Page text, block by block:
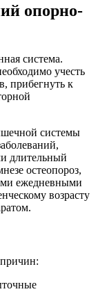
опорно-
система.
учесть
прибегнуть к
системы
длительный
остеопороз,
ежедневными
возрасту